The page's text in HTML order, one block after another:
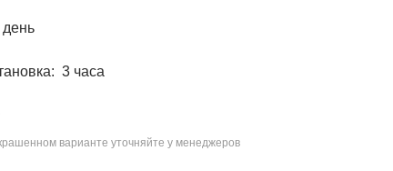
день
3 часа
варианте уточняйте у менеджеров